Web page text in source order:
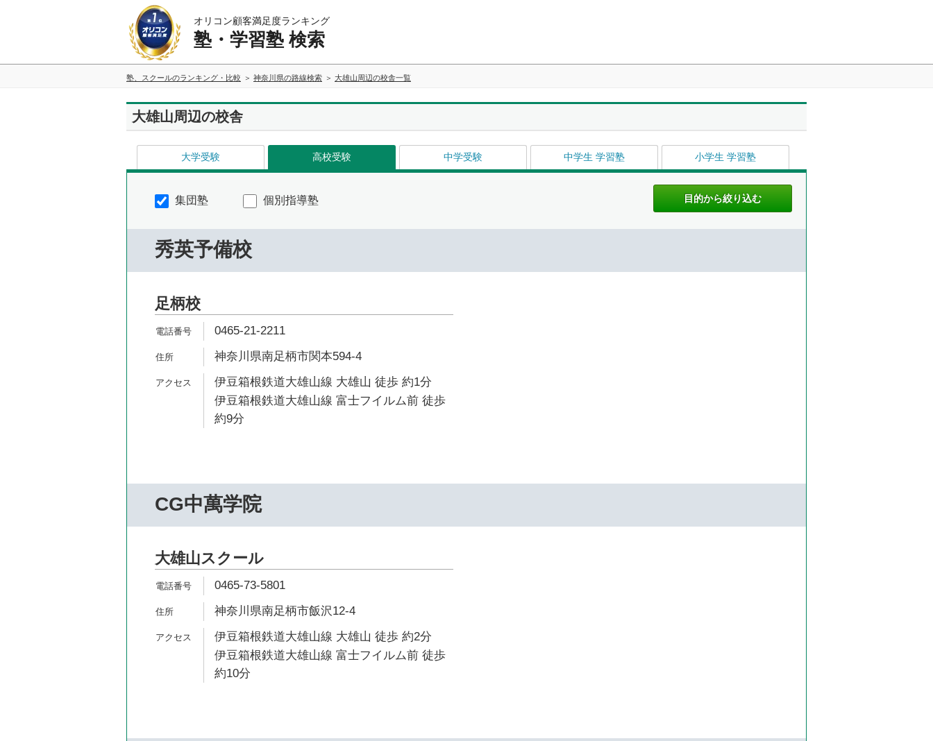
オリコン顧客満足度ランキング
塾・学習塾 検索
塾、スクールのランキング・比較 神奈川県の路線検索 大雄山周辺の校舎一覧
大雄山周辺の校舎
大学受験 高校受験 中学受験 中学生 学習塾 小学生 学習塾
集団塾 個別指導塾
秀英予備校
足柄校
0465-21-2211
神奈川県南足柄市関本594-4
伊豆箱根鉄道大雄山線 大雄山 徒歩 約1分
伊豆箱根鉄道大雄山線 富士フイルム前 徒歩
約9分
CG中萬学院
大雄山スクール
0465-73-5801
神奈川県南足柄市飯沢12-4
伊豆箱根鉄道大雄山線 大雄山 徒歩 約2分
伊豆箱根鉄道大雄山線 富士フイルム前 徒歩
約10分